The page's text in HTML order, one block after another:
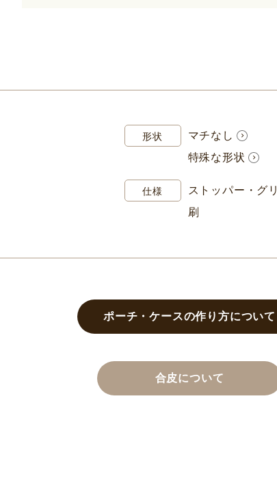
形状
マチなし
特殊な形状
仕様
ストッパー・グ
刷
ポーチ・ケースの作り方について
合皮について